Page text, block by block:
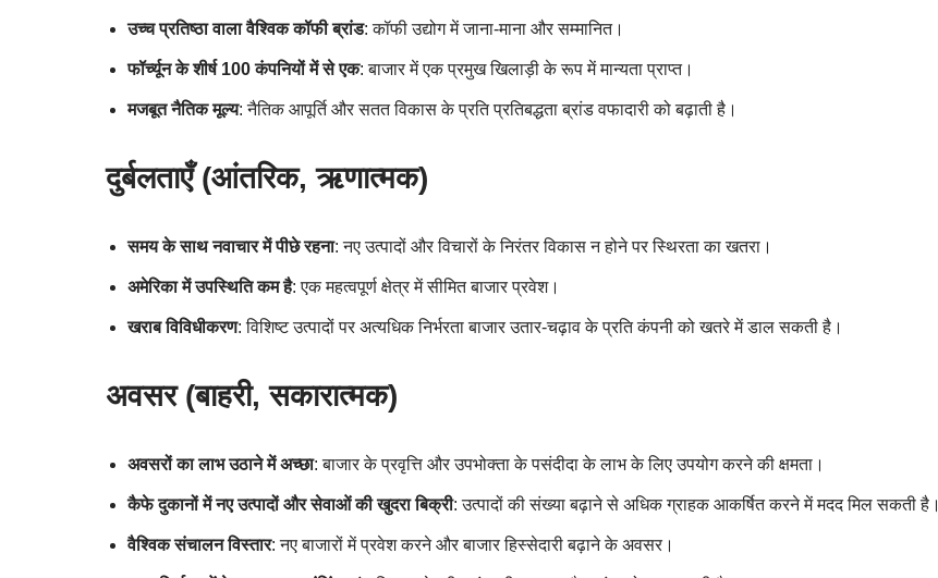
उच्च प्रतिष्ठा वाला वैश्विक कॉफी ब्रांड: कॉफी उद्योग में जाना-माना और सम्मानित।
फॉर्च्यून के शीर्ष 100 कंपनियों में से एक: बाजार में एक प्रमुख खिलाड़ी के रूप में मान्यता प्राप्त।
मजबूत नैतिक मूल्य: नैतिक आपूर्ति और सतत विकास के प्रति प्रतिबद्धता ब्रांड वफादारी को बढ़ाती है।
दुर्बलताएँ (आंतरिक, ऋणात्मक)
समय के साथ नवाचार में पीछे रहना: नए उत्पादों और विचारों के निरंतर विकास न होने पर स्थिरता का खतरा।
अमेरिका में उपस्थिति कम है: एक महत्वपूर्ण क्षेत्र में सीमित बाजार प्रवेश।
खराब विविधीकरण: विशिष्ट उत्पादों पर अत्यधिक निर्भरता बाजार उतार-चढ़ाव के प्रति कंपनी को खतरे में डाल सकती है।
अवसर (बाहरी, सकारात्मक)
अवसरों का लाभ उठाने में अच्छा: बाजार के प्रवृत्ति और उपभोक्ता के पसंदीदा के लाभ के लिए उपयोग करने की क्षमता।
कैफे दुकानों में नए उत्पादों और सेवाओं की खुदरा बिक्री: उत्पादों की संख्या बढ़ाने से अधिक ग्राहक आकर्षित करने में मदद मिल सकती है।
वैश्विक संचालन विस्तार: नए बाजारों में प्रवेश करने और बाजार हिस्सेदारी बढ़ाने के अवसर।